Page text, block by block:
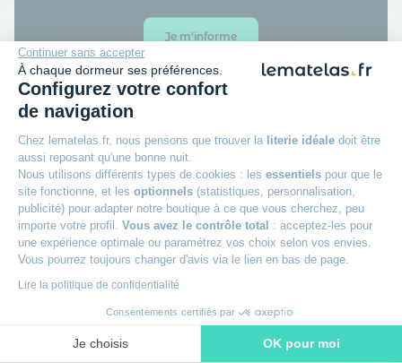
Continuer sans accepter
À chaque dormeur ses préférences.
Configurez votre confort
de navigation
Chez lematelas.fr, nous pensons que trouver la literie idéale doit être
aussi reposant qu'une bonne nuit.
Nous utilisons différents types de cookies : les essentiels pour que le
site fonctionne, et les optionnels (statistiques, personnalisation,
publicité) pour adapter notre boutique à ce que vous cherchez, peu
importe votre profil. Vous avez le contrôle total : acceptez-les pour
une expérience optimale ou paramétrez vos choix selon vos envies.
Vous pourrez toujours changer d'avis via le lien en bas de page.
Lire la politique de confidentialité
Consentements certifiés par
Je choisis OK pour moi
Je m'informe
Prix
doux
Canapé convertible futon
HOOKED 135x200
KARUP DESIGN
Canapé convertible en pin
massif avec futon FLIP